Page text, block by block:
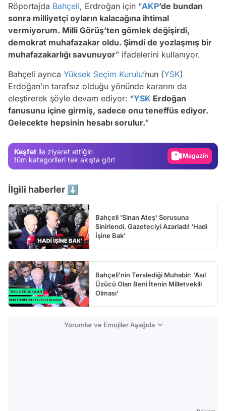
Röportajda Bahçeli, Erdroğan için “AKP’de bundan
sonra milliyetçi oyların kalacağına ihtimal
vermiyorum. Milli Görüş’ten gömlek değişirdi,
demokrat muhafazakar oldu. Şimdi de yozlaşmış bir
muhafazakarlığı savunuyor” ifadelerini kullanıyor.
Bahçeli ayrıca Yüksek Seçim Kurulu’nun (YSK)
Erdoğan’ın tarafsız olduğu yönünde kararını da
eleştirerek şöyle devam ediyor: “YSK Erdoğan
fanusunu içine girmiş, sadece onu teneffüs ediyor.
Gelecekte hepsinin hesabı sorulur.”
Keşfet ile ziyaret ettiğin
tüm kategorileri tek akışta gör!
Magazin
İlgili haberler ⬇️
Bahçeli 'Sinan Ateş' Sorusuna
Sinirlendi, Gazeteciyi Azarladı! 'Hadi
İşine Bak'
Bahçeli'nin Terslediği Muhabir: 'Asıl
Üzücü Olan Beni İtenin Milletvekili
Olması'
Yorumlar ve Emojiler Aşağıda